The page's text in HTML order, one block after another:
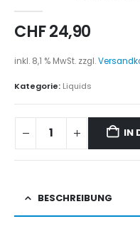
CHF24,90
inkl. 8,1 % MwSt. zzgl.
Kategorie: Liquids
IN
BESCHREIBUNG